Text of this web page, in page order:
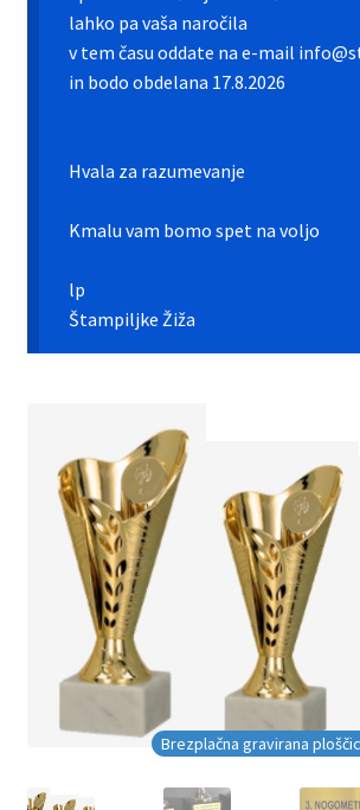
Galerija športnih vstavkov
Moj profil
Pokali.net Kontakt
Zaključek nakupa
lahko pa vaša naročila
v tem času oddate na e-mail
in bodo obdelana 17.8.2026
Hvala za razumevanje
Kmalu vam bomo spet na voljo
lp
Štampiljke Žiža
Brezplačna gravirana